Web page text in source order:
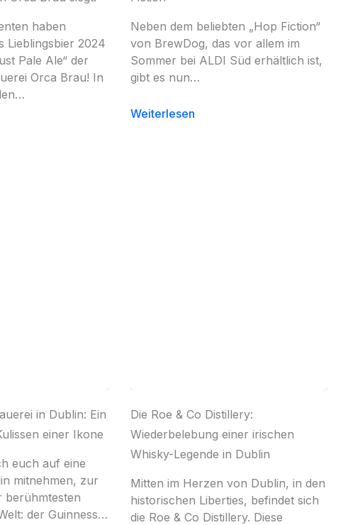
haben
Lieblingsbier 2024
Pale Ale“ der
Orca Brau! In
Neben dem beliebten „Hop Fiction“
von BrewDog, das vor allem im
Sommer bei ALDI Süd erhältlich ist,
gibt es nun…
Weiterlesen
in Dublin: Ein
einer Ikone
euch auf eine
mitnehmen, zur
berühmtesten
der Guinness…
Die Roe & Co Distillery:
Wiederbelebung einer irischen
Whisky-Legende in Dublin
Mitten im Herzen von Dublin, in den
historischen Liberties, befindet sich
die Roe & Co Distillery. Diese